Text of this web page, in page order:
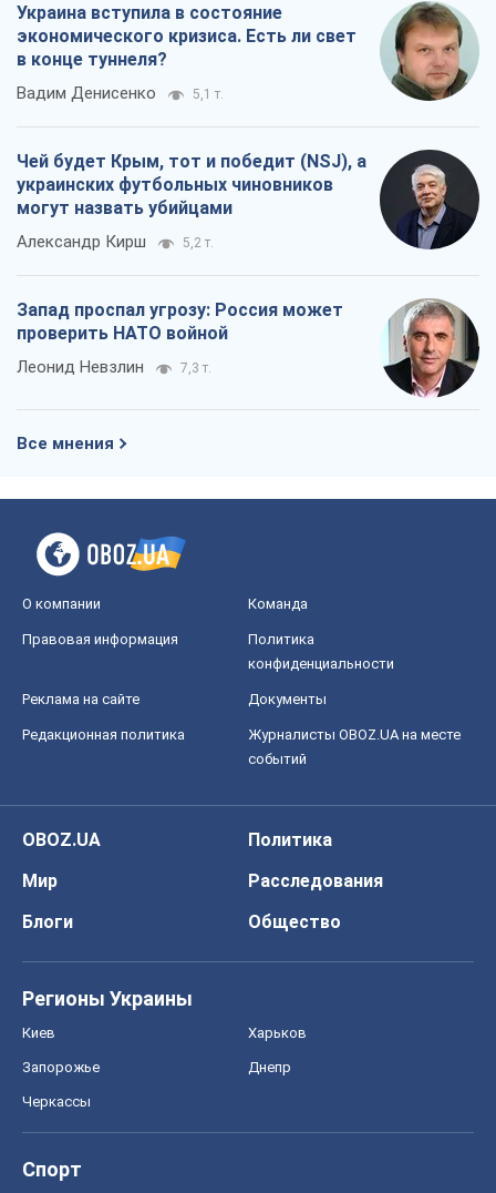
Украина вступила в состояние
экономического кризиса. Есть ли свет
в конце туннеля?
Вадим Денисенко 5,1 т.
Чей будет Крым, тот и победит (NSJ), а
украинских футбольных чиновников
могут назвать убийцами
Александр Кирш 5,2 т.
Запад проспал угрозу: Россия может
проверить НАТО войной
Леонид Невзлин 7,3 т.
Все мнения
О компании Команда
Правовая информация
Политика
конфиденциальности
Реклама на сайте Документы
Редакционная политика
Журналисты OBOZ.UA на месте
событий
OBOZ.UA
Политика
Мир
Расследования
Блоги
Общество
Регионы Украины
Киев Харьков
Запорожье Днепр
Черкассы
Спорт